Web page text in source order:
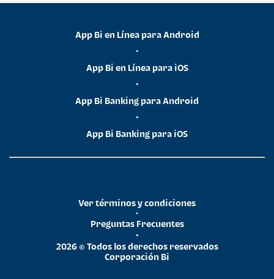
App Bi en Línea para Android
•
App Bi en Línea para iOS
•
App Bi Banking para Android
•
App Bi Banking para iOS
2026 © Todos los derechos reservados
Corporación Bi
•
Preguntas Frecuentes
•
Ver términos y condiciones